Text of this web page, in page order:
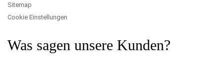
Sitemap
Cookie Einstellungen
Was sagen unsere Kunden?